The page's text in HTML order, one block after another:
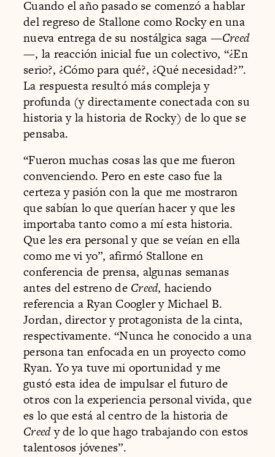
Cuando el año pasado se comenzó a hablar
del regreso de Stallone como Rocky en una
nueva entrega de su nostálgica saga —Creed
—, la reacción inicial fue un colectivo, “¿En
serio?, ¿Cómo para qué?, ¿Qué necesidad?”.
La respuesta resultó más compleja y
profunda (y directamente conectada con su
historia y la historia de Rocky) de lo que se
pensaba.
“Fueron muchas cosas las que me fueron
convenciendo. Pero en este caso fue la
certeza y pasión con la que me mostraron
que sabían lo que querían hacer y que les
importaba tanto como a mí esta historia.
Que les era personal y que se veían en ella
como me vi yo”, afirmó Stallone en
conferencia de prensa, algunas semanas
antes del estreno de Creed, haciendo
referencia a Ryan Coogler y Michael B.
Jordan, director y protagonista de la cinta,
respectivamente. “Nunca he conocido a una
persona tan enfocada en un proyecto como
Ryan. Yo ya tuve mi oportunidad y me
gustó esta idea de impulsar el futuro de
otros con la experiencia personal vivida, que
es lo que está al centro de la historia de
Creedy de lo que hago trabajando con estos
talentosos jóvenes”.